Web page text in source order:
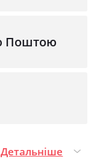
Поштою
Детальніше